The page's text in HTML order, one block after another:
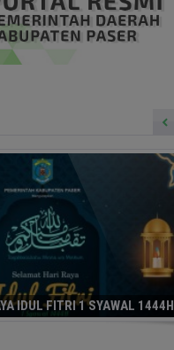
IDUL FITRI 1 SYAWAL 1444H